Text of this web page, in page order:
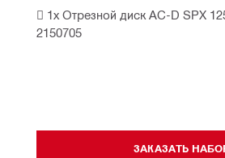
 1х Отрезной диск AC-D SPX
2150705
ЗАКАЗАТЬ